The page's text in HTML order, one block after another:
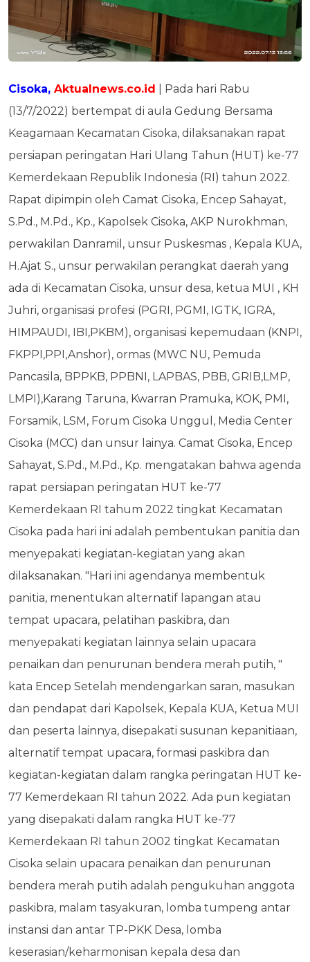
Cisoka, Aktualnews.co.id | Pada hari Rabu
(13/7/2022) bertempat di aula Gedung Bersama
Keagamaan Kecamatan Cisoka, dilaksanakan rapat
persiapan peringatan Hari Ulang Tahun (HUT) ke-77
Kemerdekaan Republik Indonesia (RI) tahun 2022.
Rapat dipimpin oleh Camat Cisoka, Encep Sahayat,
S.Pd., M.Pd., Kp., Kapolsek Cisoka, AKP Nurokhman,
perwakilan Danramil, unsur Puskesmas , Kepala KUA,
H.Ajat S., unsur perwakilan perangkat daerah yang
ada di Kecamatan Cisoka, unsur desa, ketua MUI , KH
Juhri, organisasi profesi (PGRI, PGMI, IGTK, IGRA,
HIMPAUDI, IBI,PKBM), organisasi kepemudaan (KNPI,
FKPPI,PPI,Anshor), ormas (MWC NU, Pemuda
Pancasila, BPPKB, PPBNI, LAPBAS, PBB, GRIB,LMP,
LMPI),Karang Taruna, Kwarran Pramuka, KOK, PMI,
Forsamik, LSM, Forum Cisoka Unggul, Media Center
Cisoka (MCC) dan unsur lainya. Camat Cisoka, Encep
Sahayat, S.Pd., M.Pd., Kp. mengatakan bahwa agenda
rapat persiapan peringatan HUT ke-77
Kemerdekaan RI tahum 2022 tingkat Kecamatan
Cisoka pada hari ini adalah pembentukan panitia dan
menyepakati kegiatan-kegiatan yang akan
dilaksanakan. "Hari ini agendanya membentuk
panitia, menentukan alternatif lapangan atau
tempat upacara, pelatihan paskibra, dan
menyepakati kegiatan lainnya selain upacara
penaikan dan penurunan bendera merah putih, "
kata Encep Setelah mendengarkan saran, masukan
dan pendapat dari Kapolsek, Kepala KUA, Ketua MUI
dan peserta lainnya, disepakati susunan kepanitiaan,
alternatif tempat upacara, formasi paskibra dan
kegiatan-kegiatan dalam rangka peringatan HUT ke-
77 Kemerdekaan RI tahun 2022. Ada pun kegiatan
yang disepakati dalam rangka HUT ke-77
Kemerdekaan RI tahun 2002 tingkat Kecamatan
Cisoka selain upacara penaikan dan penurunan
bendera merah putih adalah pengukuhan anggota
paskibra, malam tasyakuran, lomba tumpeng antar
instansi dan antar TP-PKK Desa, lomba
keserasian/keharmonisan kepala desa dan